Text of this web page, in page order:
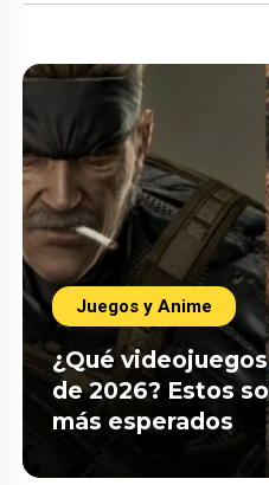
Juegos y Anime
¿Qué
de 2026? Estos
más esperados